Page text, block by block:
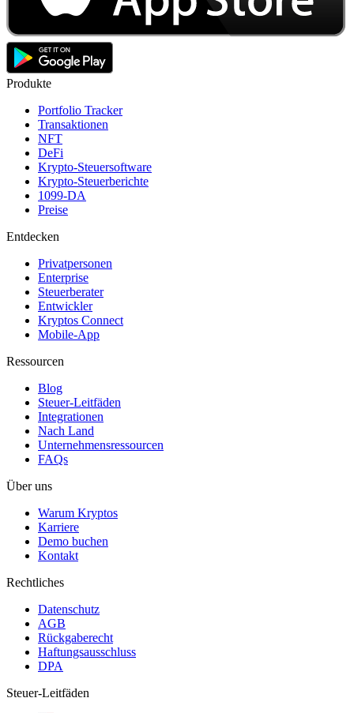
Produkte
Portfolio Tracker
Transaktionen
NFT
DeFi
Krypto-Steuersoftware
Krypto-Steuerberichte
1099-DA
Preise
Entdecken
Privatpersonen
Enterprise
Steuerberater
Entwickler
Kryptos Connect
Mobile-App
Ressourcen
Blog
Steuer-Leitfäden
Integrationen
Nach Land
Unternehmensressourcen
FAQs
Über uns
Warum Kryptos
Karriere
Demo buchen
Kontakt
Rechtliches
Datenschutz
AGB
Rückgaberecht
Haftungsausschluss
DPA
Steuer-Leitfäden